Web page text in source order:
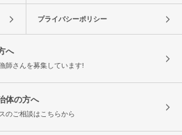
プライバシーポリシー
へ
師さんを募集しています!
体の方へ
のご相談はこちらから